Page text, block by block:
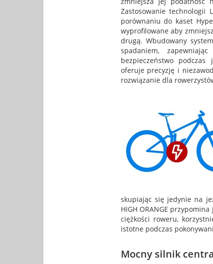
Zastosowanie technologii
porównaniu do kaset
wyprofilowane aby
drugą. Wbudowany
spadaniem,
bezpieczeństwo
oferuje precyzję i
rozwiązanie dla
skupiając się jedynie na
HIGH ORANGE
ciężkości roweru,
istotne podczas
Mocny silnik